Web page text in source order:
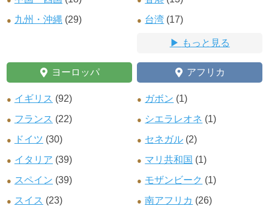
九州・沖縄 (29)
台湾 (17)
もっと見る
ヨーロッパ
イギリス (92)
フランス (22)
ドイツ (30)
イタリア (39)
スペイン (39)
スイス (23)
アフリカ
ガボン (1)
シエラレオネ (1)
セネガル (2)
マリ共和国 (1)
モザンビーク (1)
南アフリカ (26)